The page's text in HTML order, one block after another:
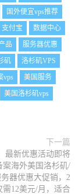
国外便宜vps推荐
支付宝
数据中心
品
服务器优惠
矶
洛杉矶VPS
vps
美国服务
美国洛杉矶vps
下一篇
最新优惠活动即将
案海外美国洛杉矶/
器优惠大促销，2
需12美元/月，适合